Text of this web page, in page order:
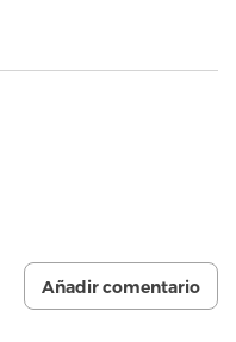
Añadir comentario